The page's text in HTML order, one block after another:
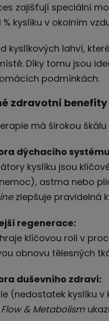
zajišťují speciální
% kyslíku v okolním
kyslíkových lahví,
Díky tomu jsou
podmínkách.
zdravotní benefity
má širokou
dýchacího
kyslíku jsou
astma nebo
zlepšuje pravidelná
regenerace:
klíčovou roli v
obnovu tělesných
duševního zdraví:
(nedostatek kyslíku
& Metabolism